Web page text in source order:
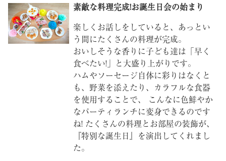
素敵な料理完成!お誕生日会の始まり
楽しくお話しをしていると、あっとい
う間にたくさんの料理が完成。
おいしそうな香りに子ども達は「早く
食べたい!」と大盛り上がりです。
ハムやソーセージ自体に彩りはなくと
も、野菜を添えたり、カラフルな食器
を使用することで、 こんなに色鮮やか
なパーティランチに変身できるのです
ね! たくさんの料理とお部屋の装飾が、
『特別な誕生日』を演出してくれまし
た。